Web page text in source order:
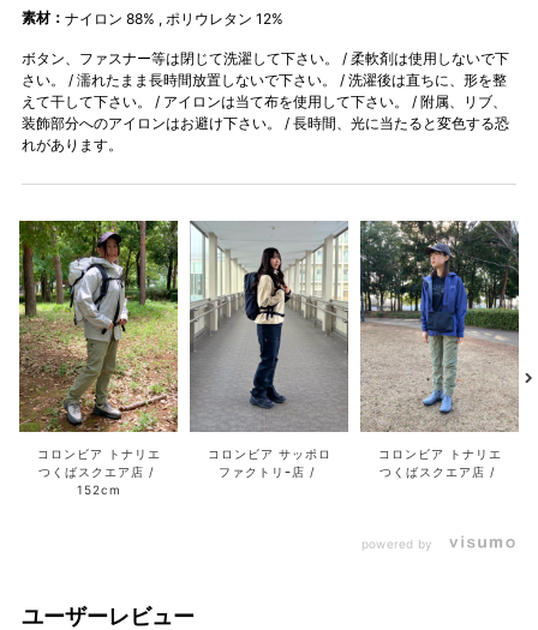
素材： ナイロン 88% , ポリウレタン 12%
ボタン、ファスナー等は閉じて洗濯して下さい。 / 柔軟剤は使用しないで下
さい。 / 濡れたまま長時間放置しないで下さい。 / 洗濯後は直ちに、形を整
えて干して下さい。 / アイロンは当て布を使用して下さい。 / 附属、リブ、
装飾部分へのアイロンはお避け下さい。 / 長時間、光に当たると変色する恐
れがあります。
コロンビア トナリエ
つくばスクエア店
152cm
コロンビア サッポロ
ファクトリｰ店
コロンビア トナリエ
つくばスクエア店
powered by
ユーザーレビュー